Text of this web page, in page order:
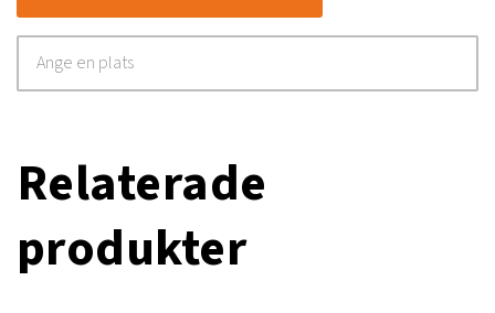
Relaterade
produkter